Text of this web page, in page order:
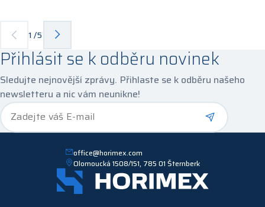
1 /5
Přihlásit se k odběru novinek
Sledujte nejnovější zprávy. Přihlaste se k odběru našeho
newsletteru a nic vám neunikne!
Zadejte váš E-mail*
office@horimex.com
Olomoucká 1508/151, 785 01 Šternberk